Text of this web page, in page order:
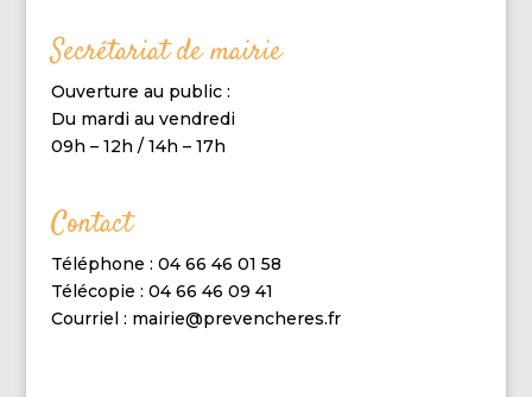
Secrétariat de mairie
Ouverture au public :
Du mardi au vendredi
09h – 12h / 14h – 17h
Contact
Téléphone : 04 66 46 01 58
Télécopie : 04 66 46 09 41
Courriel : mairie@prevencheres.fr